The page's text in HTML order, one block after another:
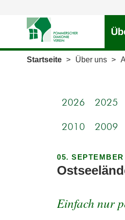
Startseite > Über uns >
2026 2025
2010 2009
05. SEPTEMBER
Einfach nur